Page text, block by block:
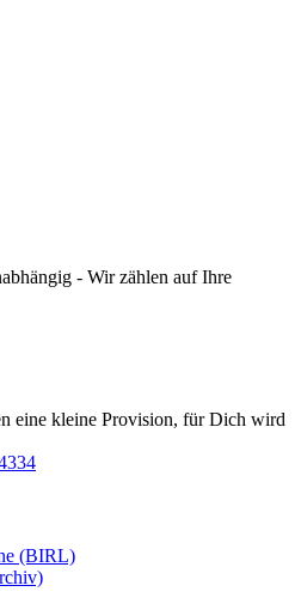
- Wir zählen auf Ihre
eine kleine Provision, für Dich wird
(BIRL)